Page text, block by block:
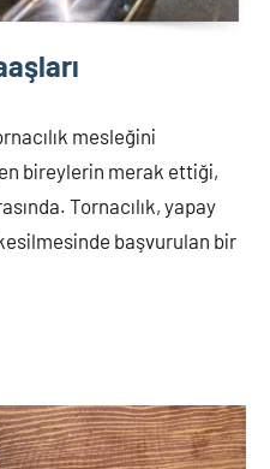
mesleğini
bireylerin merak ettiği,
Tornacılık, yapay
başvurulan bir